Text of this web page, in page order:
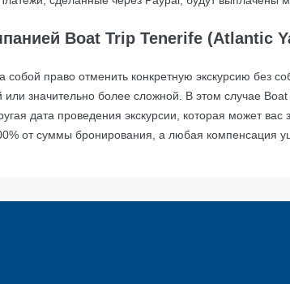
Boat Trip Tenerife (Atlantic
собой право отменить конкретную экскурсию
значительно более сложной. В этом случае
дата проведения экскурсии, которая может
от суммы бронирования, а любая компенсация